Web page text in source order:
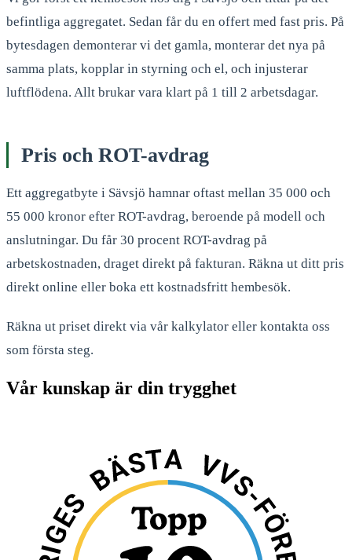
befintliga aggregatet. Sedan får du en offert med fast pris. På
bytesdagen demonterar vi det gamla, monterar det nya på
samma plats, kopplar in styrning och el, och injusterar
luftflödena. Allt brukar vara klart på 1 till 2 arbetsdagar.
Pris och ROT-avdrag
Ett aggregatbyte i Sävsjö hamnar oftast mellan 35 000 och
55 000 kronor efter ROT-avdrag, beroende på modell och
anslutningar. Du får 30 procent ROT-avdrag på
arbetskostnaden, draget direkt på fakturan. Räkna ut ditt pris
direkt online eller boka ett kostnadsfritt hembesök.
Räkna ut priset direkt via vår kalkylator eller kontakta oss
som första steg.
Vår kunskap är din trygghet